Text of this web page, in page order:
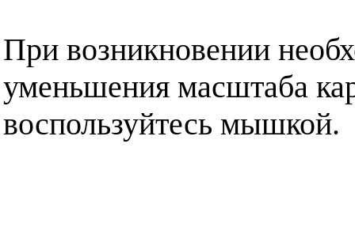
При возникновении
уменьшения масштаба
воспользуйтесь мышкой.